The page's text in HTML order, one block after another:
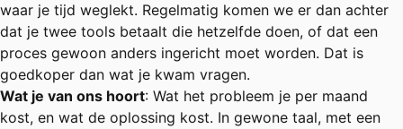
waar je tijd weglekt. Regelmatig komen we er dan achter
dat je twee tools betaalt die hetzelfde doen, of dat een
proces gewoon anders ingericht moet worden. Dat is
goedkoper dan wat je kwam vragen.
Wat je van ons hoort: Wat het probleem je per maand
kost, en wat de oplossing kost. In gewone taal, met een